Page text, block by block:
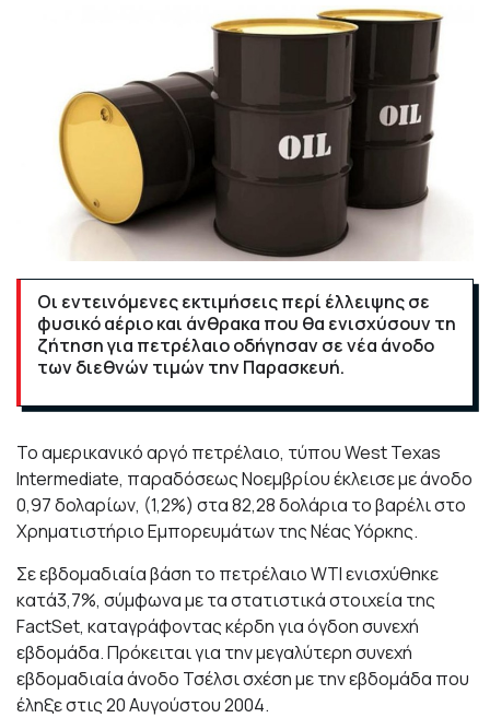
Οι εντεινόμενες εκτιμήσεις περί έλλειψης σε
φυσικό αέριο και άνθρακα που θα ενισχύσουν τη
ζήτηση για πετρέλαιο οδήγησαν σε νέα άνοδο
των διεθνών τιμών την Παρασκευή.
Το αμερικανικό αργό πετρέλαιο, τύπου West Texas
Intermediate, παραδόσεως Νοεμβρίου έκλεισε με άνοδο
0,97 δολαρίων, (1,2%) στα 82,28 δολάρια το βαρέλι στο
Χρηματιστήριο Εμπορευμάτων της Νέας Υόρκης.
Σε εβδομαδιαία βάση το πετρέλαιο WTI ενισχύθηκε
κατά3,7%, σύμφωνα με τα στατιστικά στοιχεία της
FactSet, καταγράφοντας κέρδη για όγδοη συνεχή
εβδομάδα. Πρόκειται για την μεγαλύτερη συνεχή
εβδομαδιαία άνοδο Τσέλσι σχέση με την εβδομάδα που
έληξε στις 20 Αυγούστου 2004.